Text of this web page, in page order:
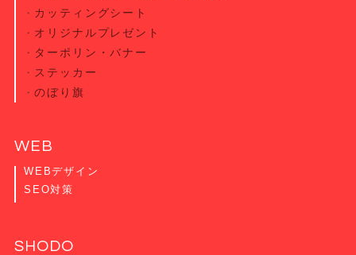
カッティングシート
オリジナルプレゼント
ターポリン・バナー
ステッカー
のぼり旗
WEB
WEBデザイン
SEO対策
SHODO